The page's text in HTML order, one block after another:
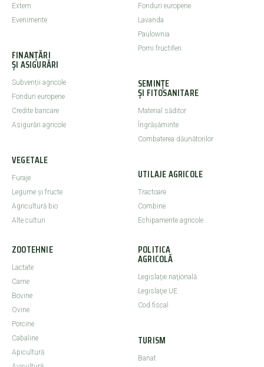
Extern
Evenimente
FINANȚĂRI
ȘI ASIGURĂRI
Subvenții agricole
Fonduri europene
Credite bancare
Asigurări agricole
VEGETALE
Furaje
Legume şi fructe
Agricultură bio
Alte culturi
Fonduri europene
Lavanda
Paulownia
Pomi fructiferi
SEMINȚE
ȘI FITOSANITARE
Material săditor
Îngrășăminte
Combaterea dăunătorilor
UTILAJE AGRICOLE
Tractoare
Combine
Echipamente agricole
ZOOTEHNIE
Lactate
Carne
Bovine
Ovine
Porcine
Cabaline
Apicultură
POLITICA
AGRICOLĂ
Legislaţie naţională
Legislaţie UE
Cod fiscal
TURISM
Banat